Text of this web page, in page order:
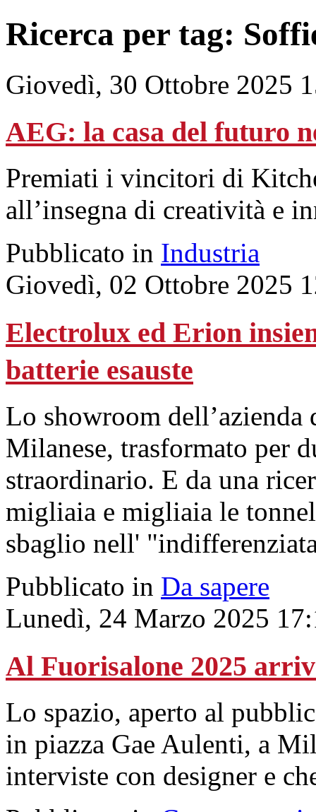
Ricerca per tag:
Giovedì, 30 Ottobre 2025
AEG: la casa del futuro
Premiati i vincitori di
all’insegna di creatività e
Pubblicato in Industria
Giovedì, 02 Ottobre 2025
Electrolux ed Erion
batterie esauste
Lo showroom
Milanese, trasformato per
straordinario. E da una
migliaia e migliaia le
sbaglio nell'
Pubblicato in Da sapere
Lunedì, 24 Marzo 2025
Al Fuorisalone 2025
Lo spazio, aperto al
in piazza Gae Aulenti, a
interviste con designer e